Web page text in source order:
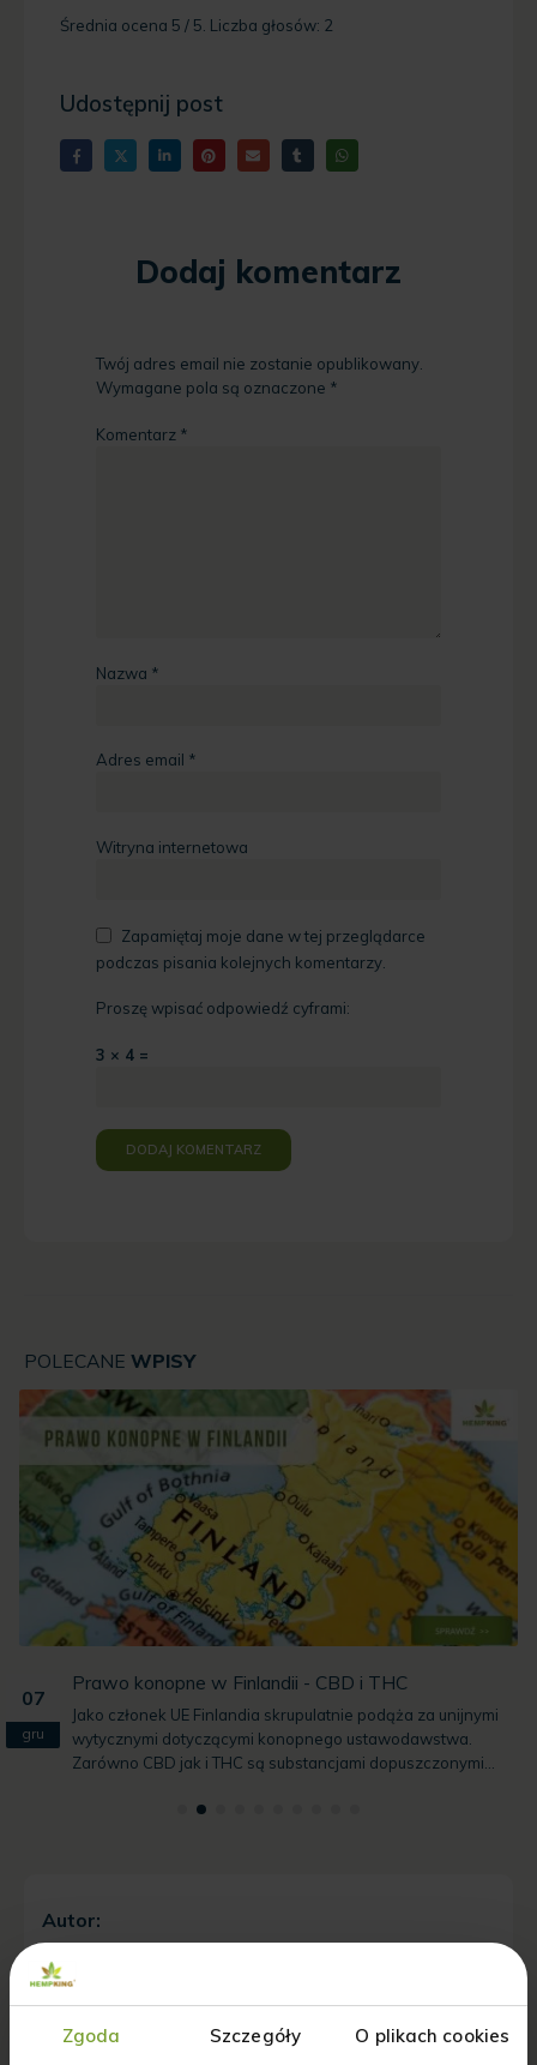
Zgoda Szczegóły O plikach cookies
Średnia ocena 5 / 5. Liczba głosów: 2
Udostępnij post
Dodaj komentarz
Twój adres email nie zostanie opublikowany.
Wymagane pola są oznaczone *
Komentarz *
Nazwa *
Adres email *
Witryna internetowa
Zapamiętaj moje dane w tej przeglądarce
podczas pisania kolejnych komentarzy.
Proszę wpisać odpowiedź cyframi:
3 × 4 =
POLECANE WPISY
07
gru
Krem z filtrem SPF – jaki stopień ochrony wybrać?
Promieniowanie UV jest obecne przez cały rok i ma
bezpośredni wpływ na zdrowie oraz wygląd skóry. Właśnie
dlatego tak ważne...
Autor: